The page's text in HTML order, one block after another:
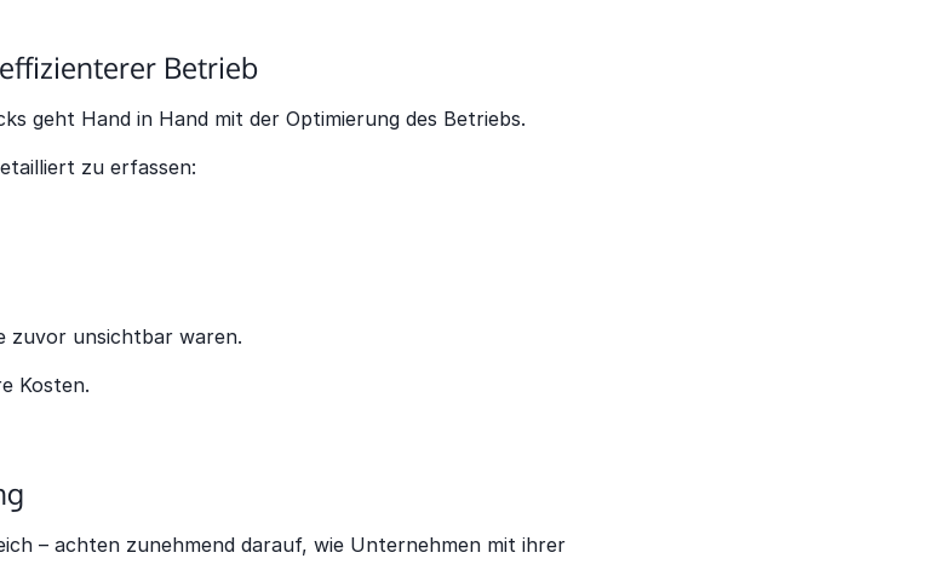
Betrieb
geht Hand in Hand mit der Optimierung des Betriebs.
zu erfassen:
zuvor unsichtbar waren.
Kosten.
– achten zunehmend darauf, wie Unternehmen mit ihrer